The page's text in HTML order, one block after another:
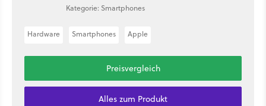
Kategorie: Smartphones
Hardware Smartphones Apple
Preisvergleich
Alles zum Produkt